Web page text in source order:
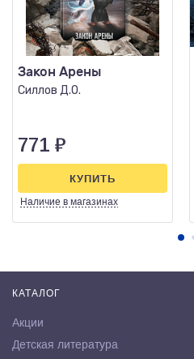
Закон Арены
Силлов Д.О.
771 ₽
Наличие в магазинах
КУПИТЬ
КАТАЛОГ
Акции
Детская литература